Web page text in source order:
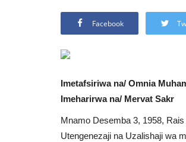
Facebook
Imetafsiriwa na/ Omnia
Imeharirwa na/ Mervat Sakr
Mnamo Desemba 3, 1958,
Utengenezaji na Uzalishaji wa